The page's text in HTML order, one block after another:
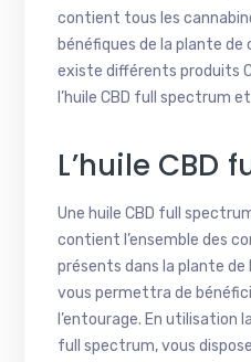
contient tous les
bénéfiques de la plante de
existe différents produits
l’huile CBD full spectrum
L’huile CBD
Une huile CBD full
contient l’ensemble des
présents dans la plante de
vous permettra de
l’entourage. En utilisation
full spectrum, vous